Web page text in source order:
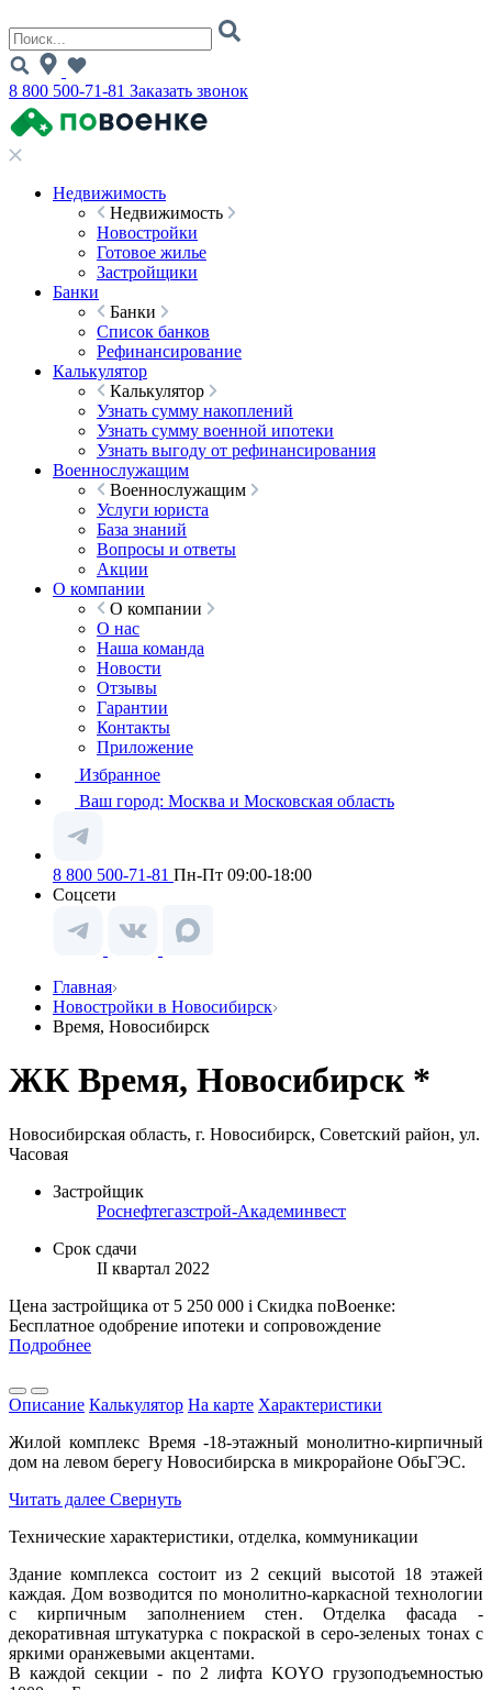
8 800 500-71-81 Заказать звонок
Недвижимость
Недвижимость
Новостройки
Готовое жилье
Застройщики
Банки
Банки
Список банков
Рефинансирование
Калькулятор
Калькулятор
Узнать сумму накоплений
Узнать сумму военной ипотеки
Узнать выгоду от рефинансирования
Военнослужащим
Военнослужащим
Услуги юриста
База знаний
Вопросы и ответы
Акции
О компании
О компании
О нас
Наша команда
Новости
Отзывы
Гарантии
Контакты
Приложение
Избранное
Ваш город: Москва и Московская область
8 800 500-71-81 Пн-Пт 09:00-18:00
Соцсети
Главная
Новостройки в Новосибирск
Время, Новосибирск
ЖК Время, Новосибирск *
Новосибирская область, г. Новосибирск, Советский район, ул.
Часовая
Застройщик
Роснефтегазстрой-Академинвест
Срок сдачи
II квартал 2022
Цена застройщика от 5 250 000 i Скидка поВоенке:
Бесплатное одобрение ипотеки и сопровождение
Подробнее
Описание Калькулятор На карте Характеристики
Жилой комплекс Время -18-этажный монолитно-кирпичный
дом на левом берегу Новосибирска в микрорайоне ОбьГЭС.
Читать далее Свернуть
Технические характеристики, отделка, коммуникации
Здание комплекса состоит из 2 секций высотой 18 этажей
каждая. Дом возводится по монолитно-каркасной технологии
с кирпичным заполнением стен. Отделка фасада -
декоративная штукатурка с покраской в серо-зеленых тонах с
яркими оранжевыми акцентами.
В каждой секции - по 2 лифта KOYO грузоподъемностью